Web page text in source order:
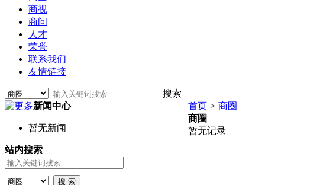
商视
商问
人才
荣誉
联系我们
友情链接
搜索
新闻中心
暂无新闻
站内搜索
首页 > 商圈
商圈
暂无记录